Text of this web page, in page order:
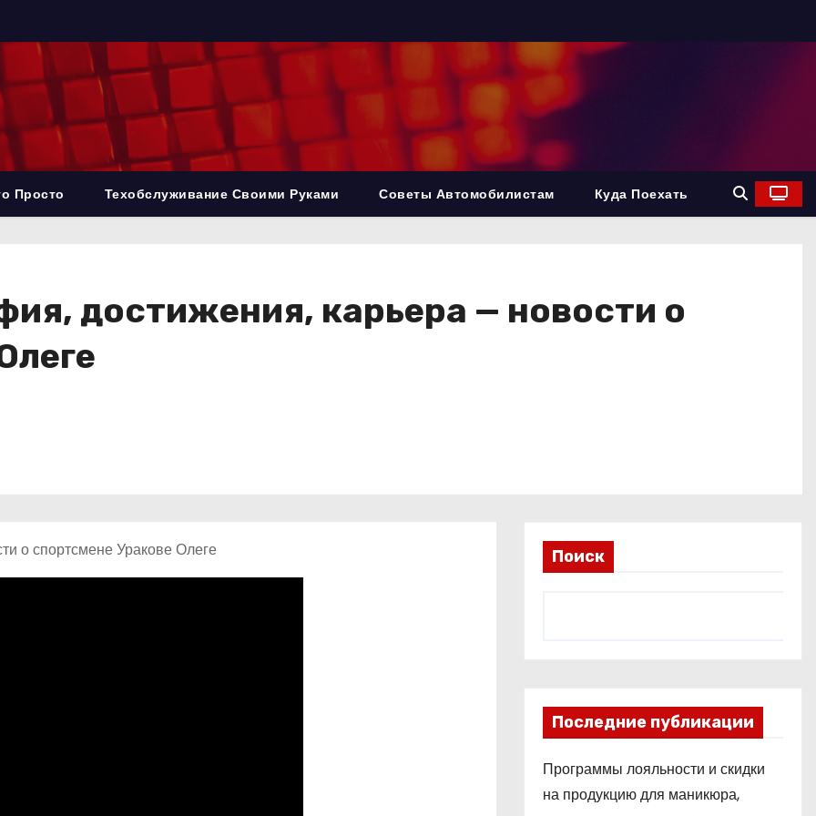
Просто Техобслуживание Своими Руками Советы Автомобилистам Куда Поехать
достижения, карьера — новости о
Поиск
Последние публикации
Программы лояльности и скидки
на продукцию для маникюра,